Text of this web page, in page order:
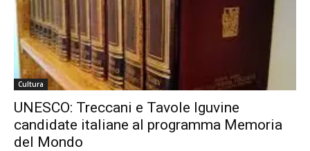
Cultura
UNESCO: Treccani e Tavole Iguvine
candidate italiane al programma Memoria
del Mondo